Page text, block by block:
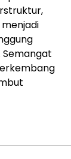
Semangat